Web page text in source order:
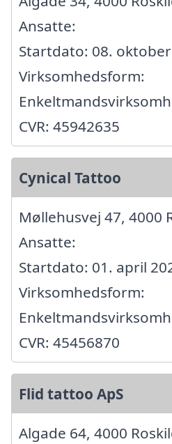
Ansatte:
Startdato: 08.
Virksomhedsform:
CVR: 45942635
Cynical Tattoo
Møllehusvej 47, 4000
Ansatte:
Startdato: 01. april
Virksomhedsform:
CVR: 45456870
Flid tattoo ApS
Algade 64, 4000